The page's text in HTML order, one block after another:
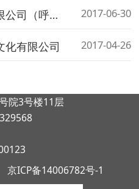
内蒙古蒙元素旅游服务有限公司（呼和浩特市牛皮气商贸有限司） 2017-06-30
化有限公司 2017-04-26
院3号楼11层
京ICP备14006782号-1